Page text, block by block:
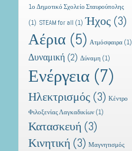
1ο Δημοτικό Σχολείο Σταυρούπολης
(1) STEAM for all (1) Ήχος(3)
Αέρια (5) Ατμόσφαιρα (1)
Δυναμική (2) Δύναμη (1)
Ενέργεια (7)
Ηλεκτρισμός(3) Κέντρο
Φιλοξενίας Λαγκαδικίων (1)
Κατασκευή (3)
Κινητική (3) Μαγνητισμός